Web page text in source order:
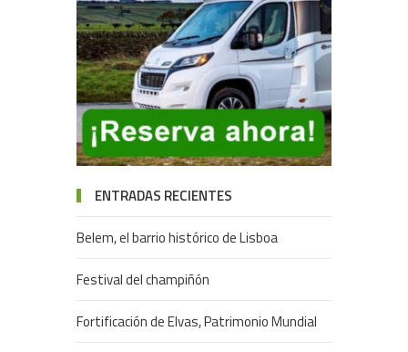
ENTRADAS RECIENTES
Belem, el barrio histórico de Lisboa
Festival del champiñón
Fortificación de Elvas, Patrimonio Mundial